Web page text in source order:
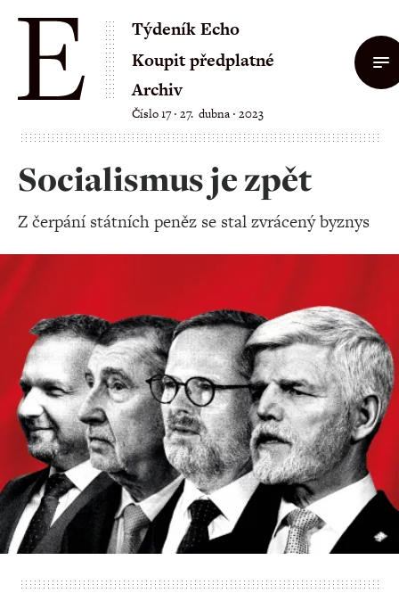
Týdeník Echo
Koupit předplatné
Archiv
Číslo 17 ‧ 27. dubna ‧ 2023
Socialismus je zpět
Z čerpání státních peněz se stal zvrácený byznys